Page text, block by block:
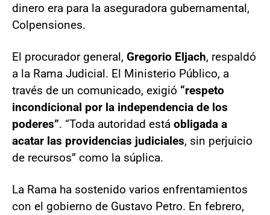
dinero era para la aseguradora gubernamental,
Colpensiones.
El procurador general, Gregorio Eljach, respaldó
a la Rama Judicial. El Ministerio Público, a
través de un comunicado, exigió “respeto
incondicional por la independencia de los
poderes”. “Toda autoridad está obligada a
acatar las providencias judiciales, sin perjuicio
de recursos” como la súplica.
La Rama ha sostenido varios enfrentamientos
con el gobierno de Gustavo Petro. En febrero,